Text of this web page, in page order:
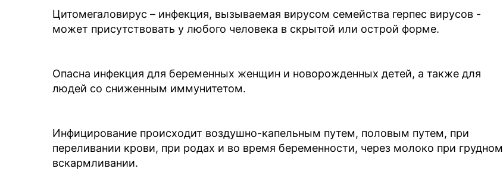
Цитомегаловирус – инфекция, вызываемая вирусом семейства герпес вирусов -
может присутствовать у любого человека в скрытой или острой форме.
Опасна инфекция для беременных женщин и новорожденных детей, а также для
людей со сниженным иммунитетом.
Инфицирование происходит воздушно-капельным путем, половым путем, при
переливании крови, при родах и во время беременности, через молоко при грудном
вскармливании.